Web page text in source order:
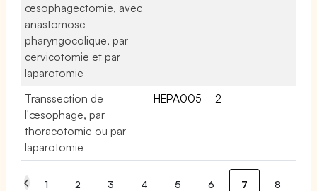
œsophagectomie, avec
anastomose
pharyngocolique, par
cervicotomie et par
laparotomie
Transsection de
l'œsophage, par
thoracotomie ou par
laparotomie
HEPA005 2
1 2 3 4 5 6 7 8